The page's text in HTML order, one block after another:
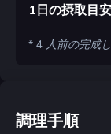
1日の摂取目
* 4 人前の完成
調理手順